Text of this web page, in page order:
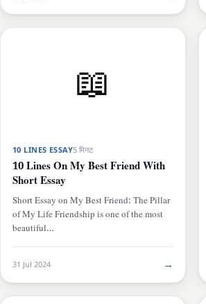
📖
10 LINES ESSAY5 मिनट
10 Lines On My Best Friend With
Short Essay
Short Essay on My Best Friend: The Pillar
of My Life Friendship is one of the most
beautiful…
31 Jul 2024 →